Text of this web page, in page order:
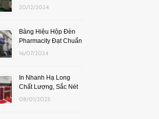
20/12/2024
Bảng Hiệu Hộp Đèn
Pharmacity Đạt Chuẩn
16/07/2024
In Nhanh Hạ Long
Chất Lượng, Sắc Nét
08/01/2025